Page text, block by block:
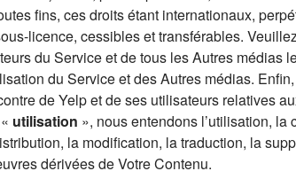
fins, ces droits étant internationaux,
licence, cessibles et transférables.
du Service et de tous les Autres médias
du Service et des Autres médias.
de Yelp et de ses utilisateurs relatives
utilisation », nous entendons l’utilisation, la
la modification, la traduction, la
dérivées de Votre Contenu.